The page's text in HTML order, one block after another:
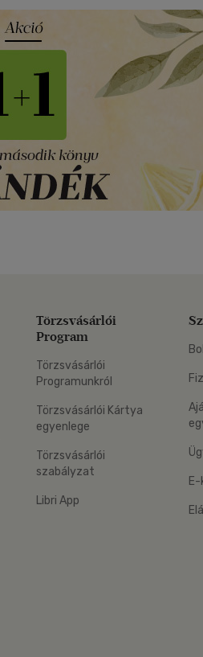
Törzsvásárlói
Program
Törzsvásárlói
Programunkról
Törzsvásárlói Kártya
egyenlege
Törzsvásárlói
szabályzat
Libri App